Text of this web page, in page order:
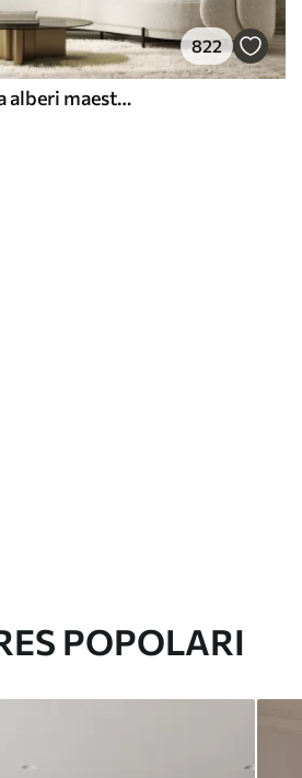
822
Sentiero nel bosco tra alberi maestosi in stile acquerello
POPOLARI